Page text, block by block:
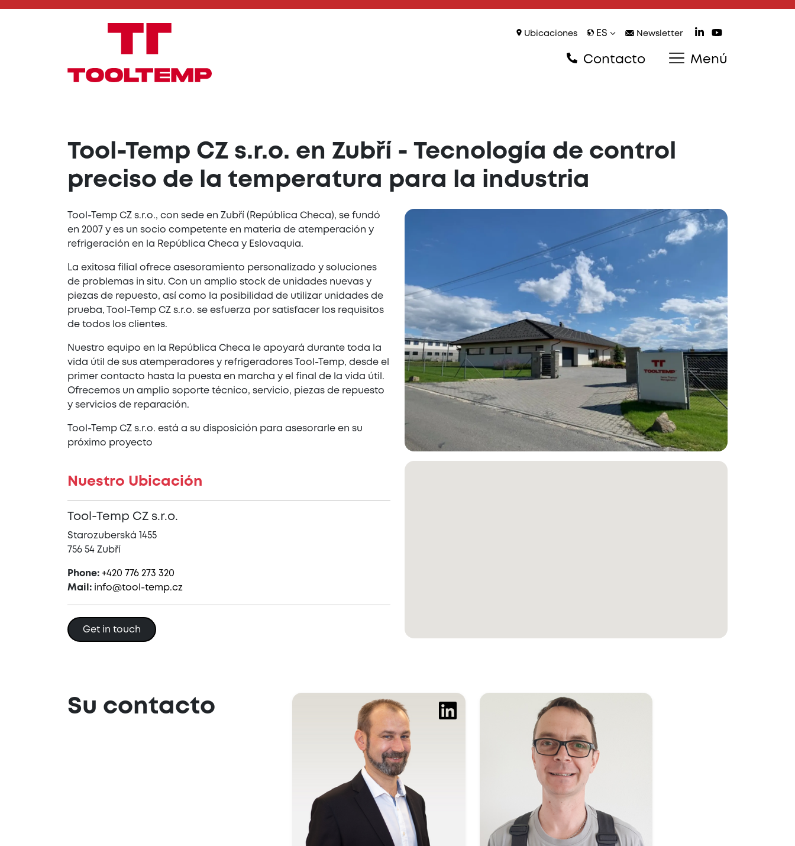
Ubicaciones ES Newsletter
Contacto Menú
Tool-Temp CZ s.r.o. en Zubří - Tecnología de control
preciso de la temperatura para la industria
Tool-Temp CZ s.r.o., con sede en Zubří (República Checa), se fundó
en 2007 y es un socio competente en materia de atemperación y
refrigeración en la República Checa y Eslovaquia.
La exitosa filial ofrece asesoramiento personalizado y soluciones
de problemas in situ. Con un amplio stock de unidades nuevas y
piezas de repuesto, así como la posibilidad de utilizar unidades de
prueba, Tool-Temp CZ s.r.o. se esfuerza por satisfacer los requisitos
de todos los clientes.
Nuestro equipo en la República Checa le apoyará durante toda la
vida útil de sus atemperadores y refrigeradores Tool-Temp, desde el
primer contacto hasta la puesta en marcha y el final de la vida útil.
Ofrecemos un amplio soporte técnico, servicio, piezas de repuesto
y servicios de reparación.
Tool-Temp CZ s.r.o. está a su disposición para asesorarle en su
próximo proyecto
Nuestro Ubicación
Tool-Temp CZ s.r.o.
Starozuberská 1455
756 54 Zubří
Phone: +420 776 273 320
Mail: info@tool-temp.cz
Get in touch
Su contacto